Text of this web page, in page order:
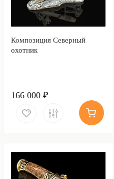
Композиция Северный
охотник
166 000 ₽